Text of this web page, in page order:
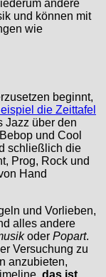
andere
und können mit
wie
beginnt,
die Zeittafel
Jazz über den
und Cool
schließlich die
Prog, Rock und
Hand
und Vorlieben,
alles andere
oder Popart.
Versuchung zu
anzubieten,
das ist